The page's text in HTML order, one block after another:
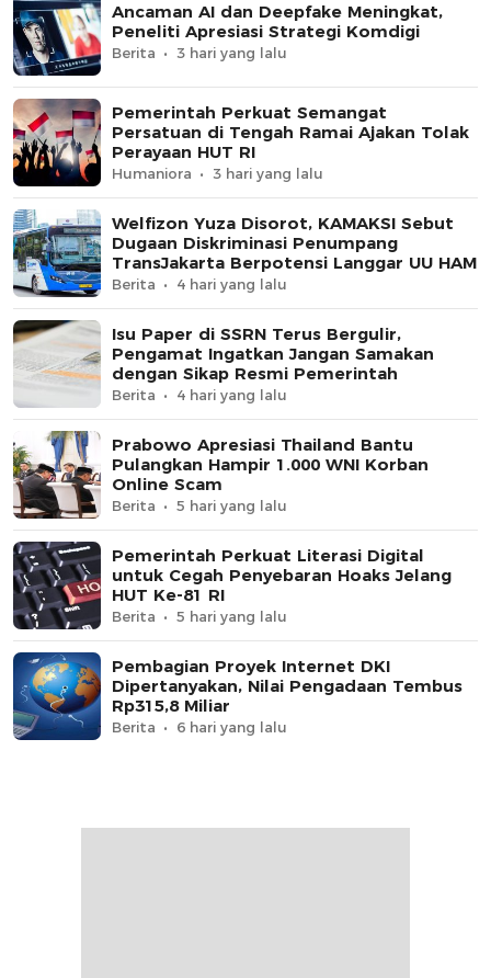
Ancaman AI dan Deepfake Meningkat,
Peneliti Apresiasi Strategi Komdigi
Berita 3 hari yang lalu
Pemerintah Perkuat Semangat
Persatuan di Tengah Ramai Ajakan Tolak
Perayaan HUT RI
Humaniora 3 hari yang lalu
Welfizon Yuza Disorot, KAMAKSI Sebut
Dugaan Diskriminasi Penumpang
TransJakarta Berpotensi Langgar UU HAM
Berita 4 hari yang lalu
Isu Paper di SSRN Terus Bergulir,
Pengamat Ingatkan Jangan Samakan
dengan Sikap Resmi Pemerintah
Berita 4 hari yang lalu
Prabowo Apresiasi Thailand Bantu
Pulangkan Hampir 1.000 WNI Korban
Online Scam
Berita 5 hari yang lalu
Pemerintah Perkuat Literasi Digital
untuk Cegah Penyebaran Hoaks Jelang
HUT Ke-81 RI
Berita 5 hari yang lalu
Pembagian Proyek Internet DKI
Dipertanyakan, Nilai Pengadaan Tembus
Rp315,8 Miliar
Berita 6 hari yang lalu